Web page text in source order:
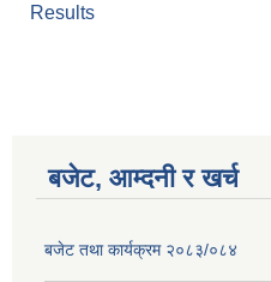
Results
बजेट, आम्दनी र खर्च
बजेट तथा कार्यक्रम २०८३/०८४